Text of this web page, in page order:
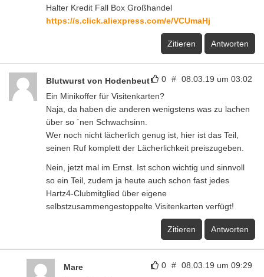
Halter Kredit Fall Box Großhandel
https://s.click.aliexpress.com/e/VCUmaHj
Zitieren Antworten
0 # 08.03.19 um 03:02
Blutwurst von Hodenbeut
Ein Minikoffer für Visitenkarten?
Naja, da haben die anderen wenigstens was zu lachen
über so ´nen Schwachsinn.
Wer noch nicht lächerlich genug ist, hier ist das Teil,
seinen Ruf komplett der Lächerlichkeit preiszugeben.
Nein, jetzt mal im Ernst. Ist schon wichtig und sinnvoll
so ein Teil, zudem ja heute auch schon fast jedes
Hartz4-Clubmitglied über eigene
selbstzusammengestoppelte Visitenkarten verfügt!
Zitieren Antworten
0 # 08.03.19 um 09:29
Mare